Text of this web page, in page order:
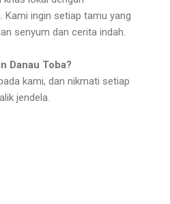
ingin setiap tamu yang
senyum dan cerita indah.
Danau Toba?
kami, dan nikmati setiap
jendela.